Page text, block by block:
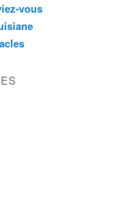
vous